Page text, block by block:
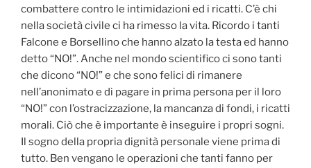
combattere contro le intimidazioni ed i ricatti. C’è chi
nella società civile ci ha rimesso la vita. Ricordo i tanti
Falcone e Borsellino che hanno alzato la testa ed hanno
detto “NO!”. Anche nel mondo scientifico ci sono tanti
che dicono “NO!” e che sono felici di rimanere
nell’anonimato e di pagare in prima persona per il loro
“NO!” con l’ostracizzazione, la mancanza di fondi, i ricatti
morali. Ciò che è importante è inseguire i propri sogni.
Il sogno della propria dignità personale viene prima di
tutto. Ben vengano le operazioni che tanti fanno per